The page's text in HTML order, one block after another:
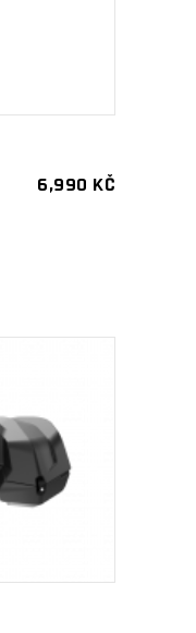
6,990 KČ